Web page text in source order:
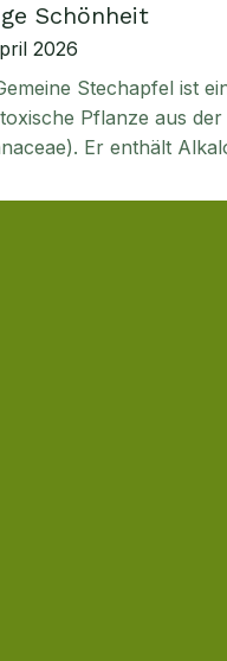
Schönheit
2026
Stechapfel ist
Pflanze aus
Er enthält